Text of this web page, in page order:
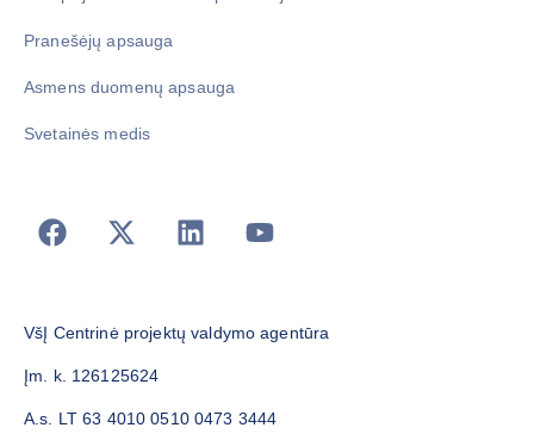
Pranešėjų apsauga
Asmens duomenų apsauga
Svetainės medis
VšĮ Centrinė projektų valdymo agentūra
Įm. k. 126125624
A.s. LT 63 4010 0510 0473 3444